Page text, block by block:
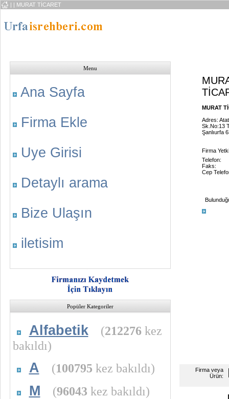
| | MURAT TİCARET
Menu
Ana Sayfa
Firma Ekle
Uye Girisi
Detaylı arama
Bize Ulaşın
iletisim
Popüler Kategoriler
Alfabetik (212276 kez
bakıldı)
A (100795 kez bakıldı)
M (96043 kez bakıldı)
MURAT
Adres:
Sk.No:13
Şanlıurfa
Firma
Telefon:
Faks:
Cep
Firma veya
Ürün: